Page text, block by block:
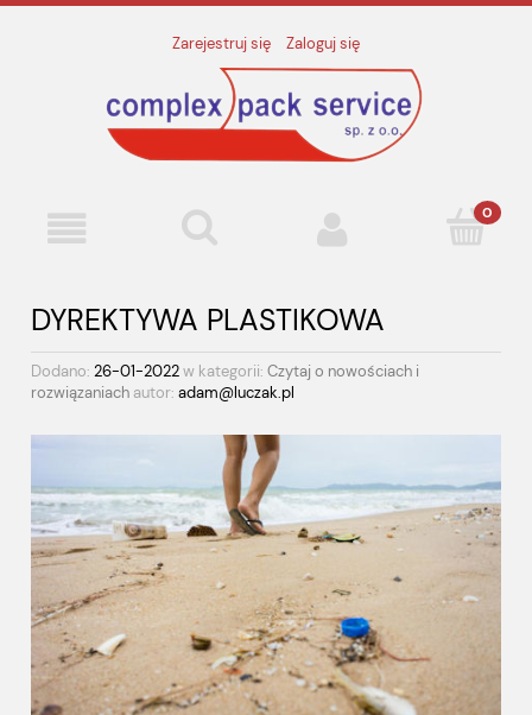
Zarejestruj się Zaloguj się
DYREKTYWA PLASTIKOWA
Dodano: 26-01-2022w kategorii: Czytaj o nowościach i
rozwiązaniach autor: adam@luczak.pl